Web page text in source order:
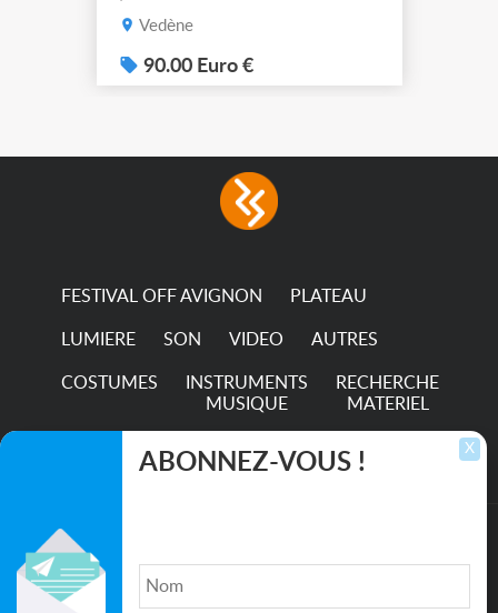
Vedène
90.00 Euro €
FESTIVAL OFF AVIGNON PLATEAU
LUMIERE SON VIDEO AUTRES
COSTUMES
INSTRUMENTS
MUSIQUE
RECHERCHE
MATERIEL
TRANSPORTS X
ABONNEZ-VOUS !